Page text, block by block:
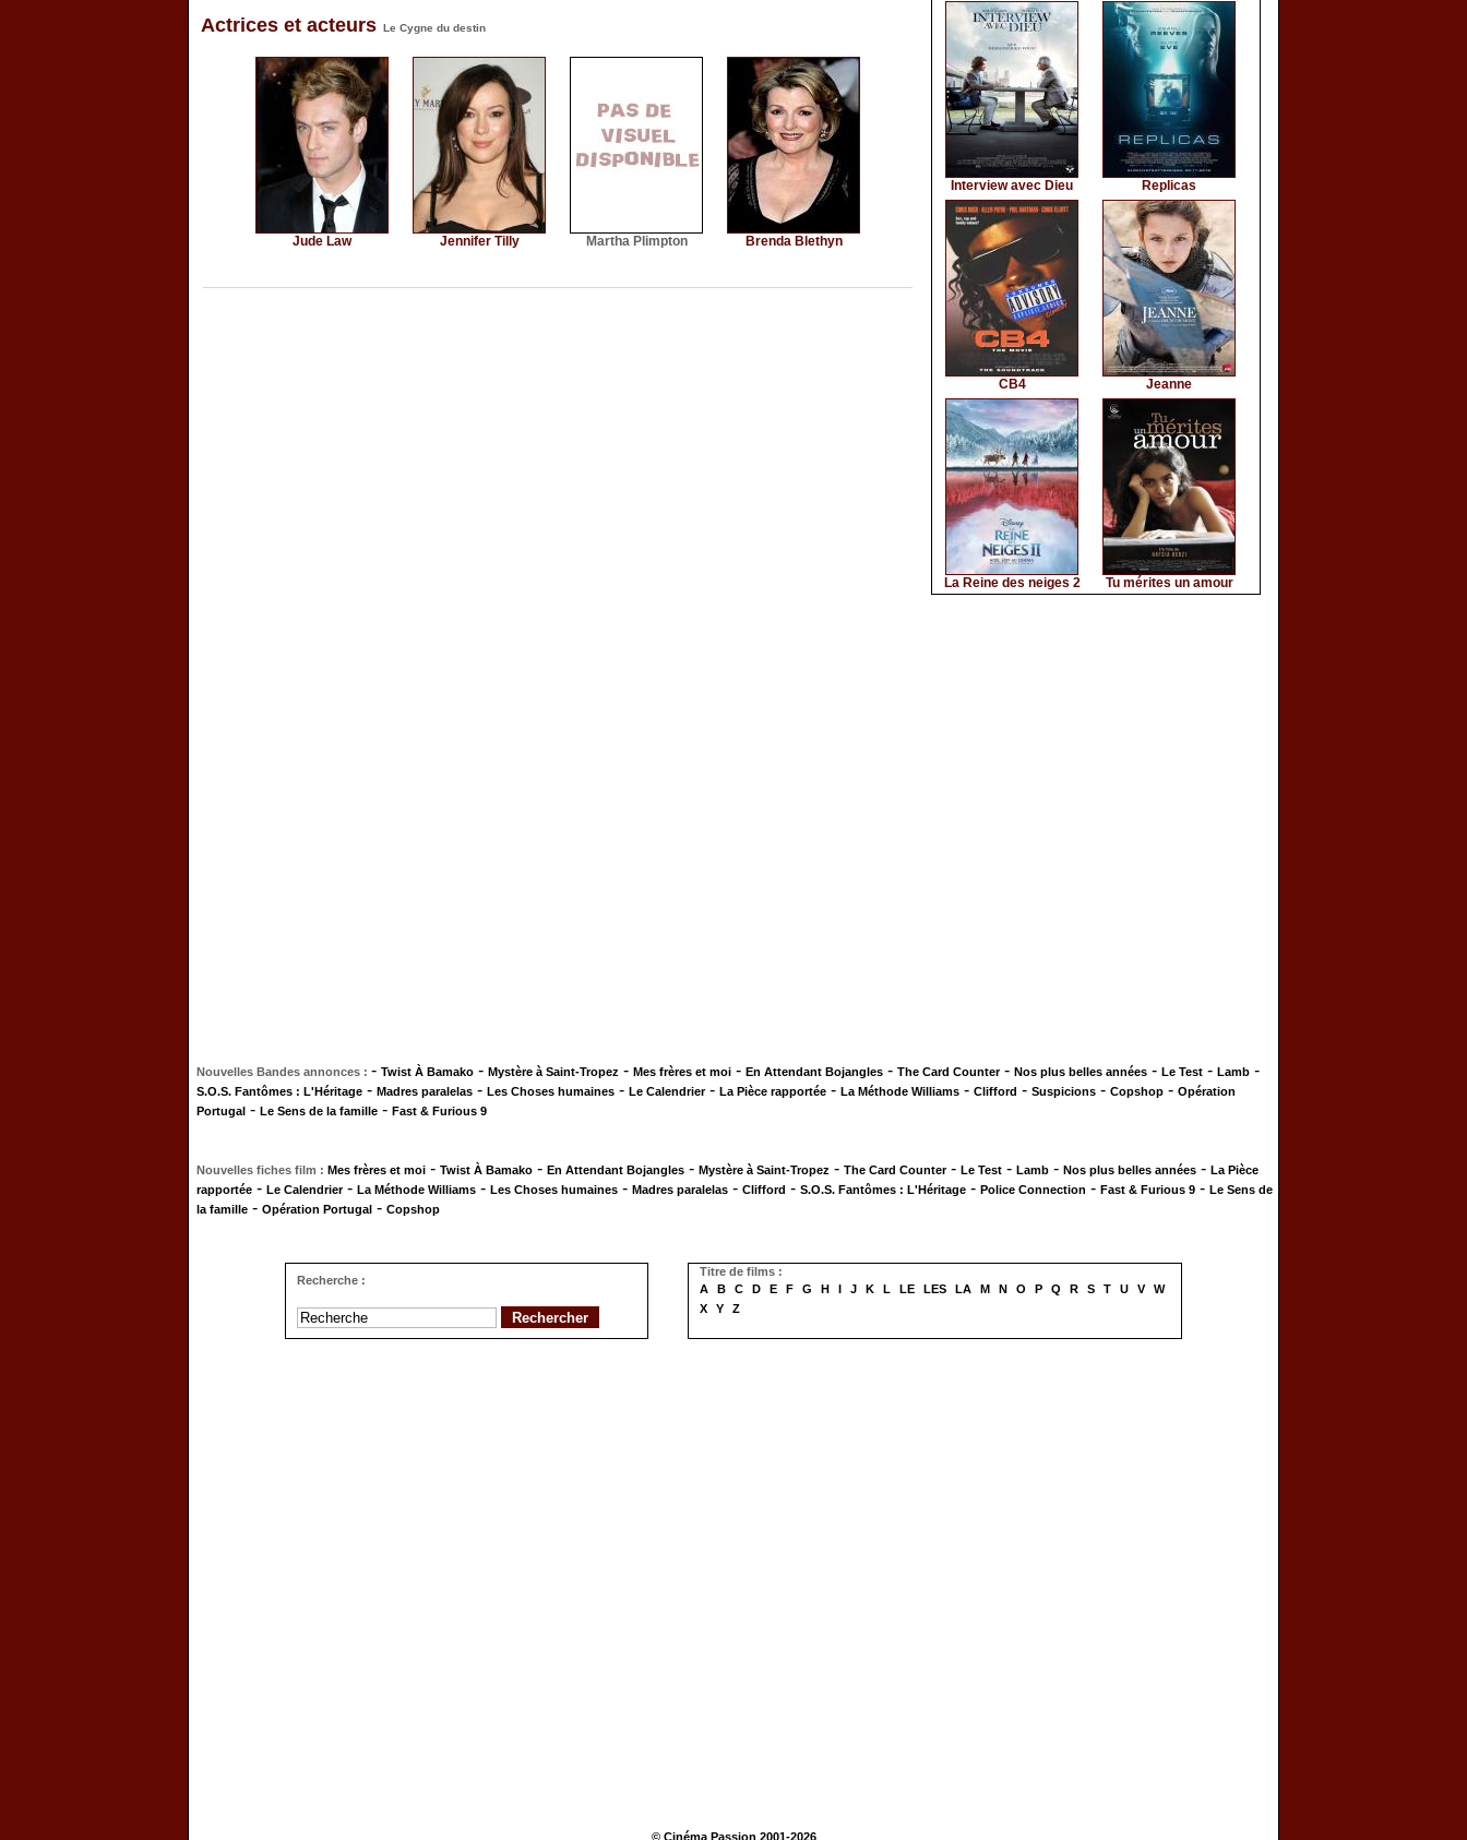
Actrices et acteurs Le Cygne du destin
Jude Law Jennifer Tilly Martha Plimpton Brenda Blethyn
Interview avec Dieu Replicas
CB4 Jeanne
La Reine des neiges 2 Tu mérites un amour
Nouvelles Bandes annonces : - Twist À Bamako - Mystère à Saint-Tropez - Mes frères et moi - En Attendant Bojangles - The Card Counter- Nos plus belles années - Le Test - Lamb -
S.O.S. Fantômes : L'Héritage - Madres paralelas - Les Choses humaines - Le Calendrier- La Pièce rapportée - La Méthode Williams - Clifford - Suspicions - Copshop - Opération
Portugal - Le Sens de la famille - Fast & Furious 9
Nouvelles fiches film : Mes frères et moi - Twist À Bamako - En Attendant Bojangles - Mystère à Saint-Tropez - The Card Counter- Le Test - Lamb - Nos plus belles années - La Pièce
rapportée - Le Calendrier- La Méthode Williams - Les Choses humaines - Madres paralelas - Clifford - S.O.S. Fantômes : L'Héritage - Police Connection - Fast & Furious 9 - Le Sens de
la famille - Opération Portugal - Copshop
Recherche :
Titre de films :
A
B C D E F G H I J K L LE LES LA M N O P Q R S T U V
W
X
Y Z
© Cinéma Passion 2001-2026